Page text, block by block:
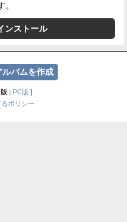
ンストール
ルバムを作成
| PC版 ]
ポリシー